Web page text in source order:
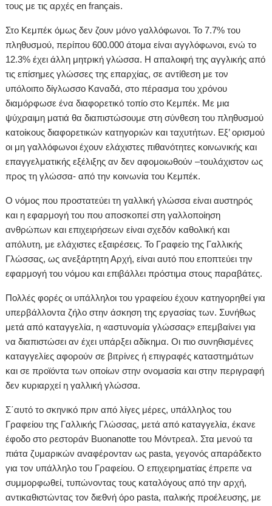
τους με τις αρχές en français.
Στο Κεμπέκ όμως δεν ζουν μόνο γαλλόφωνοι. Το 7.7% του
πληθυσμού, περίπου 600.000 άτομα είναι αγγλόφωνοι, ενώ το
12.3% έχει άλλη μητρική γλώσσα. Η απαλοιφή της αγγλικής από
τις επίσημες γλώσσες της επαρχίας, σε αντίθεση με τον
υπόλοιπο δίγλωσσο Καναδά, στο πέρασμα του χρόνου
διαμόρφωσε ένα διαφορετικό τοπίο στο Κεμπέκ. Με μια
ψύχραιμη ματιά θα διαπιστώσουμε στη σύνθεση του πληθυσμού
κατοίκους διαφορετικών κατηγοριών και ταχυτήτων. Εξ’ ορισμού
οι μη γαλλόφωνοι έχουν ελάχιστες πιθανότητες κοινωνικής και
επαγγελματικής εξέλιξης αν δεν αφομοιωθούν –τουλάχιστον ως
προς τη γλώσσα- από την κοινωνία του Κεμπέκ.
Ο νόμος που προστατεύει τη γαλλική γλώσσα είναι αυστηρός
και η εφαρμογή του που αποσκοπεί στη γαλλοποίηση
ανθρώπων και επιχειρήσεων είναι σχεδόν καθολική και
απόλυτη, με ελάχιστες εξαιρέσεις. Το Γραφείο της Γαλλικής
Γλώσσας, ως ανεξάρτητη Αρχή, είναι αυτό που εποπτεύει την
εφαρμογή του νόμου και επιβάλλει πρόστιμα στους παραβάτες.
Πολλές φορές οι υπάλληλοι του γραφείου έχουν κατηγορηθεί για
υπερβάλλοντα ζήλο στην άσκηση της εργασίας των. Συνήθως
μετά από καταγγελία, η «αστυνομία γλώσσας» επεμβαίνει για
να διαπιστώσει αν έχει υπάρξει αδίκημα. Οι πιο συνηθισμένες
καταγγελίες αφορούν σε βιτρίνες ή επιγραφές καταστημάτων
και σε προϊόντα των οποίων στην ονομασία και στην περιγραφή
δεν κυριαρχεί η γαλλική γλώσσα.
Σ΄αυτό το σκηνικό πριν από λίγες μέρες, υπάλληλος του
Γραφείου της Γαλλικής Γλώσσας, μετά από καταγγελία, έκανε
έφοδο στο ρεστοράν Buonanotte του Μόντρεαλ. Στα μενού τα
πιάτα ζυμαρικών αναφέρονταν ως pasta, γεγονός απαράδεκτο
για τον υπάλληλο του Γραφείου. Ο επιχειρηματίας έπρεπε να
συμμορφωθεί, τυπώνοντας τους καταλόγους από την αρχή,
αντικαθιστώντας τον διεθνή όρο pasta, ιταλικής προέλευσης, με